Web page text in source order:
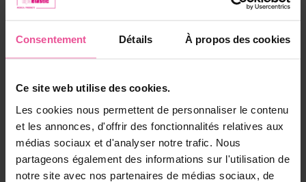
Consentement Détails À propos des cookies
Ce site web utilise des cookies.
Les cookies nous permettent de personnaliser le contenu
et les annonces, d'offrir des fonctionnalités relatives aux
médias sociaux et d'analyser notre trafic. Nous
partageons également des informations sur l'utilisation de
notre site avec nos partenaires de médias sociaux, de
Puis-je utiliser un assouplissant pour laver mon soutien-
gorge de compression post-opératoire ?
À quelle fréquence dois-je laver mon soutien-gorge de
compression ?